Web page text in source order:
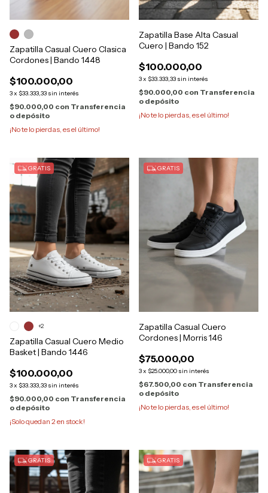
Zapatilla Casual Cuero Clasica
Cordones | Bando 1448
$100.000,00
3x $33.333,33 sin interés
$90.000,00 con Transferencia
o depósito
¡No te lo pierdas, es el último!
Zapatilla Base Alta Casual
Cuero | Bando 152
$100.000,00
3x $33.333,33 sin interés
$90.000,00 con Transferencia
o depósito
¡No te lo pierdas, es el último!
GRATIS
Zapatilla Casual Cuero Medio
Basket | Bando 1446
$100.000,00
3x $33.333,33 sin interés
$90.000,00 con Transferencia
o depósito
¡Solo quedan 2en stock!
+2
GRATIS
Zapatilla Casual Cuero
Cordones | Morris 146
$75.000,00
3x $25.000,00 sin interés
$67.500,00 con Transferencia
o depósito
¡No te lo pierdas, es el último!
GRATIS GRATIS